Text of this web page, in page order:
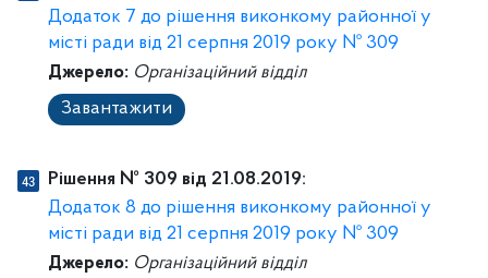
Додаток 7 до рішення виконкому районної у
місті ради від 21 серпня 2019 року № 309
Джерело: Організаційний відділ
Завантажити
Рішення № 309 від 21.08.2019:
Додаток 8 до рішення виконкому районної у
місті ради від 21 серпня 2019 року № 309
Джерело: Організаційний відділ